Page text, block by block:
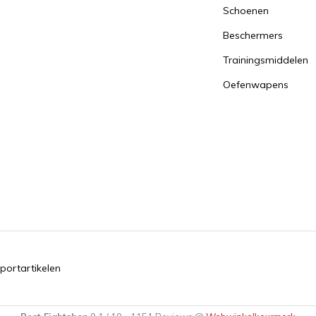
Schoenen
Beschermers
Trainingsmiddelen
Oefenwapens